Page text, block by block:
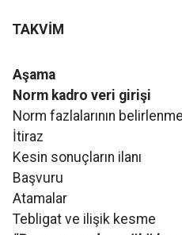
TAKVİM
Aşama
Norm kadro veri girişi
Norm fazlalarının
İtiraz
Kesin sonuçların ilanı
Başvuru
Atamalar
Tebligat ve ilişik kesme